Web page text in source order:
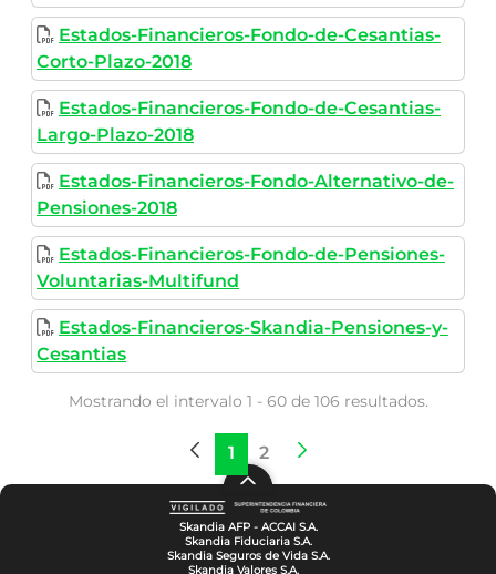
Estados-Financieros-Fondo-de-Cesantias-
Corto-Plazo-2018
Estados-Financieros-Fondo-de-Cesantias-
Largo-Plazo-2018
Estados-Financieros-Fondo-Alternativo-de-
Pensiones-2018
Estados-Financieros-Fondo-de-Pensiones-
Voluntarias-Multifund
Estados-Financieros-Skandia-Pensiones-y-
Cesantias
Mostrando el intervalo 1 - 60 de 106 resultados.
Página
1 Página
2
Skandia AFP - ACCAI S.A.
Skandia Fiduciaria S.A.
Skandia Seguros de Vida S.A.
Skandia Valores S.A.